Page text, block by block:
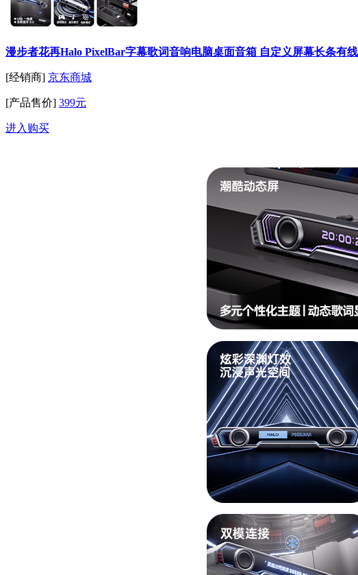
漫步者花再Halo PixelBar字幕歌词音响电脑桌面音箱 自定义屏幕长条有
[经销商] 京东商城
[产品售价] 399元
进入购买